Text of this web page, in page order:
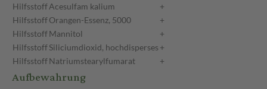
HilfsstoffAcesulfam kalium
+
HilfsstoffOrangen-Essenz, 5000
+
HilfsstoffMannitol
+
HilfsstoffSiliciumdioxid, hochdisperses +
HilfsstoffNatriumstearylfumarat +
Aufbewahrung